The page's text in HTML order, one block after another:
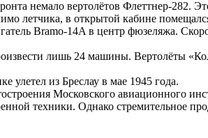
немало вертолётов Флеттнер-282.
летчика, в открытой кабине
Bramo-14A в центр фюзеляжа.
лишь 24 машины. Вертолёты
улетел из Бреслау в мае 1945 года.
Московского авиационного
техники. Однако стремительное